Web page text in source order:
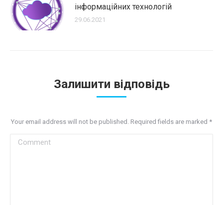
інформаційних технологій
29.06.2021
Залишити відповідь
Your email address will not be published. Required fields are marked *
Comment